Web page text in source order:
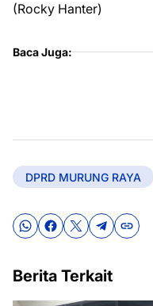
(Rocky Hanter)
Baca Juga:
DPRD MURUNG RAYA
Berita Terkait